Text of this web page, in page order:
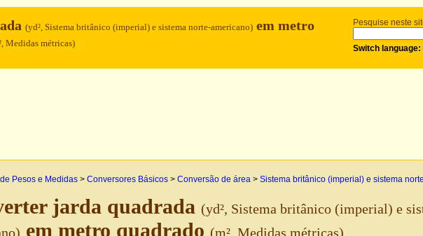
Pesquise neste
Switch language:
(yd², Sistema britânico (imperial) e sistema norte-americano) em metro
Medidas métricas)
Pesos e Medidas > Conversores Básicos > Conversão de área > Sistema britânico (imperial) e sistema
jarda quadrada (yd², Sistema britânico (imperial) e
em metro quadrado (m², Medidas métricas)